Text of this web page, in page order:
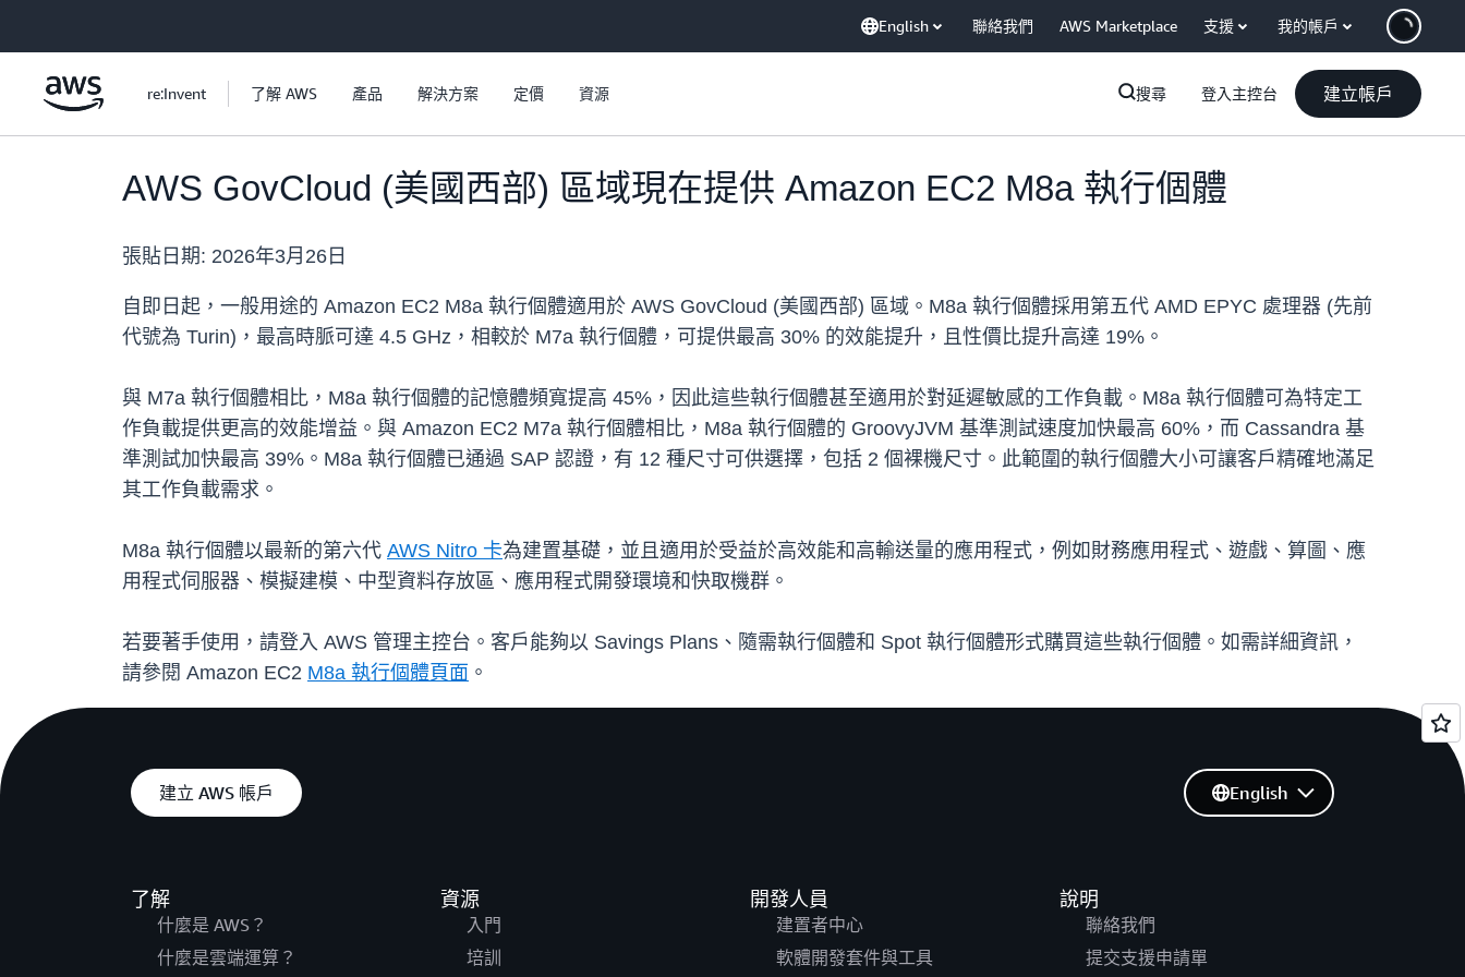
English 聯絡我們 AWS Marketplace 支援 我的帳戶
re:Invent 了解 AWS 產品 解決方案 定價 資源 搜尋 登入主控台 建立帳戶
AWS GovCloud (美國西部) 區域現在提供 Amazon EC2 M8a 執行個體
張貼日期: 2026年3月26日
自即日起，一般用途的 Amazon EC2 M8a 執行個體適用於 AWS GovCloud (美國西部) 區域。M8a 執行個體採用第五代 AMD EPYC 處理器 (先前
代號為 Turin)，最高時脈可達 4.5 GHz，相較於 M7a 執行個體，可提供最高 30% 的效能提升，且性價比提升高達 19%。
與 M7a 執行個體相比，M8a 執行個體的記憶體頻寬提高 45%，因此這些執行個體甚至適用於對延遲敏感的工作負載。M8a 執行個體可為特定工
作負載提供更高的效能增益。與 Amazon EC2 M7a 執行個體相比，M8a 執行個體的 GroovyJVM 基準測試速度加快最高 60%，而 Cassandra 基
準測試加快最高 39%。M8a 執行個體已通過 SAP 認證，有 12 種尺寸可供選擇，包括 2 個裸機尺寸。此範圍的執行個體大小可讓客戶精確地滿足
其工作負載需求。
M8a 執行個體以最新的第六代 AWS Nitro 卡為建置基礎，並且適用於受益於高效能和高輸送量的應用程式，例如財務應用程式、遊戲、算圖、應
用程式伺服器、模擬建模、中型資料存放區、應用程式開發環境和快取機群。
若要著手使用，請登入 AWS 管理主控台。客戶能夠以 Savings Plans、隨需執行個體和 Spot 執行個體形式購買這些執行個體。如需詳細資訊，
請參閱 Amazon EC2 M8a 執行個體頁面 。
建立 AWS 帳戶
了解
什麼是 AWS？
什麼是雲端運算？
資源
入門
培訓
開發人員
建置者中心
軟體開發套件與工具
說明
聯絡我們
提交支援申請單
English